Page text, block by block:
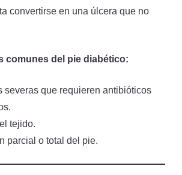
convertirse en una úlcera que no
comunes del pie diabético:
severas que requieren antibióticos
tejido.
parcial o total del pie.